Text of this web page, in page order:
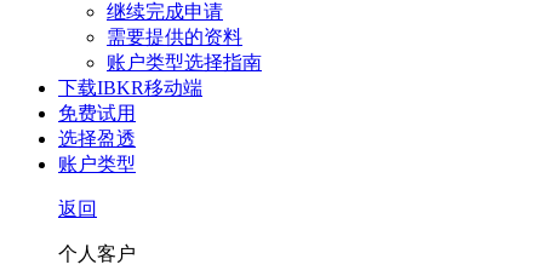
继续完成申请
需要提供的资料
账户类型选择指南
下载IBKR移动端
免费试用
选择盈透
账户类型
返回
个人客户